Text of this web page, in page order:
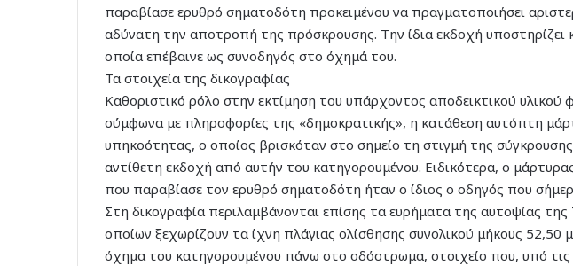
παραβίασε ερυθρό σηματοδότη προκειμένου να πραγματοποιήσει
αδύνατη την αποτροπή της πρόσκρουσης. Την ίδια εκδοχή υποστηρίζει
οποία επέβαινε ως συνοδηγός στο όχημά του.
Τα στοιχεία της δικογραφίας
Καθοριστικό ρόλο στην εκτίμηση του υπάρχοντος αποδεικτικού υλικού
σύμφωνα με πληροφορίες της «δημοκρατικής», η κατάθεση αυτόπτη
υπηκοότητας, ο οποίος βρισκόταν στο σημείο τη στιγμή της σύγκρουσης
αντίθετη εκδοχή από αυτήν του κατηγορουμένου. Ειδικότερα, ο μάρτυρας
που παραβίασε τον ερυθρό σηματοδότη ήταν ο ίδιος ο οδηγός που
Στη δικογραφία περιλαμβάνονται επίσης τα ευρήματα της αυτοψίας
οποίων ξεχωρίζουν τα ίχνη πλάγιας ολίσθησης συνολικού μήκους
όχημα του κατηγορουμένου πάνω στο οδόστρωμα, στοιχείο που, υπό τις